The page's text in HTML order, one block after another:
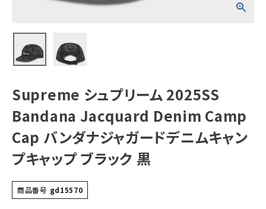
Tシャツ・ロングスリーブ
パーカー・トレーナー
キャップ・ハット
ニット帽・ビーニー
バックパック・リュック
その他バッグ類
スニーカー・ブーツ
Supreme シュプリーム 2025SS
Bandana Jacquard Denim Camp
Cap バンダナジャガードデニムキャン
プキャップ ブラック 黒
商品番号 gd15570